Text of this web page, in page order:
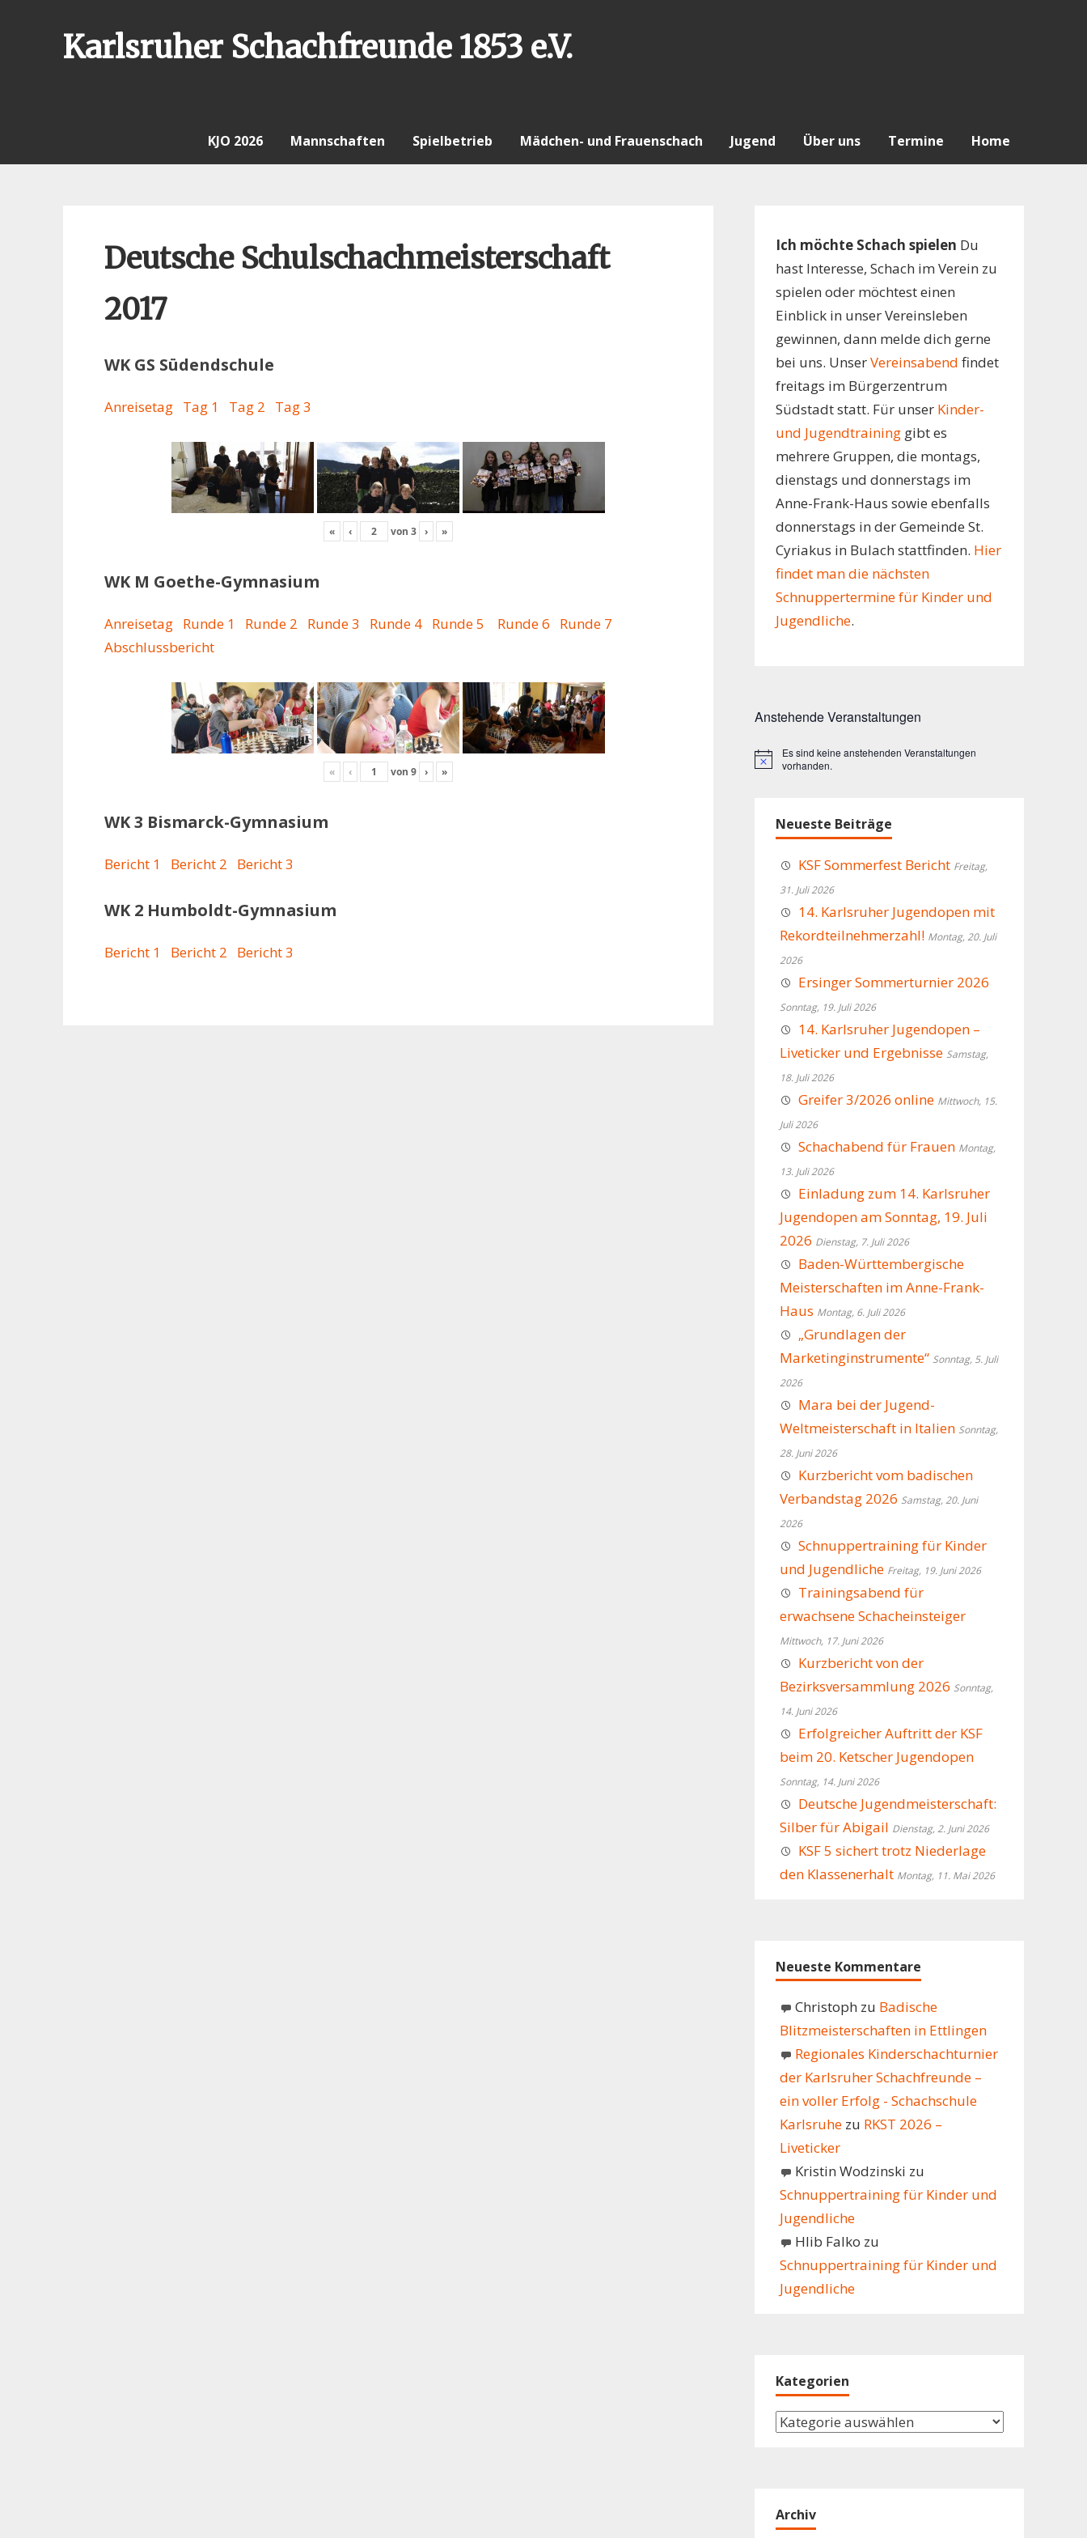
Karlsruher Schachfreunde 1853 e.V.
KJO 2026 Mannschaften Spielbetrieb Mädchen- und Frauenschach Jugend Über uns Termine Home
Deutsche Schulschachmeisterschaft
2017
WK GS Südendschule
Anreisetag Tag 1 Tag 2 Tag 3
« ‹ von3 › »
WK M Goethe-Gymnasium
Anreisetag Runde 1 Runde 2 Runde 3 Runde 4 Runde 5 Runde 6
Runde 7
Abschlussbericht
« ‹ von9 › »
WK 3 Bismarck-Gymnasium
Bericht 1 Bericht 2 Bericht 3
WK 2 Humboldt-Gymnasium
Bericht 1 Bericht 2 Bericht 3
Ich möchte Schach spielen Du
hast Interesse, Schach im Verein zu
spielen oder möchtest einen
Einblick in unser Vereinsleben
gewinnen, dann melde dich gerne
bei uns. UnserVereinsabend findet
freitags im Bürgerzentrum
Südstadt statt. Für unser Kinder-
und Jugendtraininggibt es
mehrere Gruppen, die montags,
dienstags und donnerstags im
Anne-Frank-Haus sowie ebenfalls
donnerstags in der Gemeinde St.
Cyriakus in Bulach stattfinden. Hier
findet man die nächsten
Schnuppertermine für Kinder und
Jugendliche.
Anstehende Veranstaltungen
Hinweis
Es sind keine anstehenden Veranstaltungen
vorhanden.
Neueste Beiträge
KSF Sommerfest Bericht Freitag,
31. Juli 2026
14. Karlsruher Jugendopen mit
Rekordteilnehmerzahl! Montag, 20. Juli
2026
Ersinger Sommerturnier 2026
Sonntag, 19. Juli 2026
14. Karlsruher Jugendopen –
Liveticker und Ergebnisse Samstag,
18. Juli 2026
Greifer 3/2026 online Mittwoch, 15.
Juli 2026
Schachabend für Frauen Montag,
13. Juli 2026
Einladung zum 14. Karlsruher
Jugendopen am Sonntag, 19. Juli
2026 Dienstag, 7. Juli 2026
Baden-Württembergische
Meisterschaften im Anne-Frank-
Haus Montag, 6. Juli 2026
„Grundlagen der
Marketinginstrumente“ Sonntag, 5. Juli
2026
Mara bei der Jugend-
Weltmeisterschaft in Italien Sonntag,
28. Juni 2026
Kurzbericht vom badischen
Verbandstag 2026 Samstag, 20. Juni
2026
Schnuppertraining für Kinder
und Jugendliche Freitag, 19. Juni 2026
Trainingsabend für
erwachsene Schacheinsteiger
Mittwoch, 17. Juni 2026
Kurzbericht von der
Bezirksversammlung 2026 Sonntag,
14. Juni 2026
Erfolgreicher Auftritt der KSF
beim 20. Ketscher Jugendopen
Sonntag, 14. Juni 2026
Deutsche Jugendmeisterschaft:
Silber für Abigail Dienstag, 2. Juni 2026
KSF 5 sichert trotz Niederlage
den Klassenerhalt Montag, 11. Mai 2026
Neueste Kommentare
Christoph zu Badische
Blitzmeisterschaften in Ettlingen
Regionales Kinderschachturnier
der Karlsruher Schachfreunde –
ein voller Erfolg - Schachschule
Karlsruhezu RKST 2026 –
Liveticker
Kristin Wodzinski zu
Schnuppertraining für Kinder und
Jugendliche
Hlib Falko zu
Schnuppertraining für Kinder und
Jugendliche
Kategorien
Kategorien
Archiv